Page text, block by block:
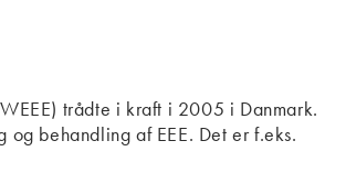
trådte i kraft i 2005 i Danmark.
behandling af EEE. Det er f.eks.